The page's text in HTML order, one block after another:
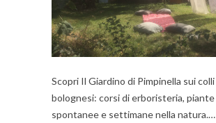
Scopri Il Giardino di Pimpinella sui colli
bolognesi: corsi di erboristeria, piante
spontanee e settimane nella natura.…